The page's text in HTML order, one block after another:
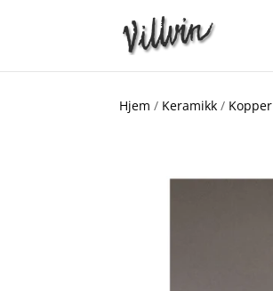
Hjem / Keramikk / Kopper